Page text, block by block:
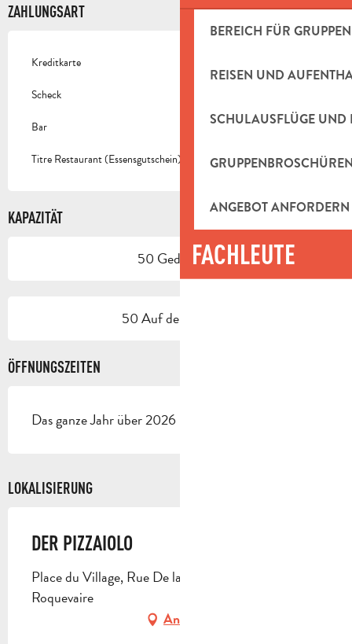
BEREICH FÜR GRUPPEN
REISEN UND
SCHULAUSFLÜGE UND
ANGEBOT ANFORDERN
FACHLEUTE
ZAHLUNGSART
Kreditkarte
Scheck
Bar
Titre Restaurant (Essensgutschein)
KAPAZITÄT
50 Gedeck(e)
50 Auf der Terrasse
ÖFFNUNGSZEITEN
Das ganze Jahr über 2026 - Geöffnet jeden tag
LOKALISIERUNG
DER PIZZAIOLO
Place du Village, Rue De la Treille, 13360
Roquevaire
Anfahrt